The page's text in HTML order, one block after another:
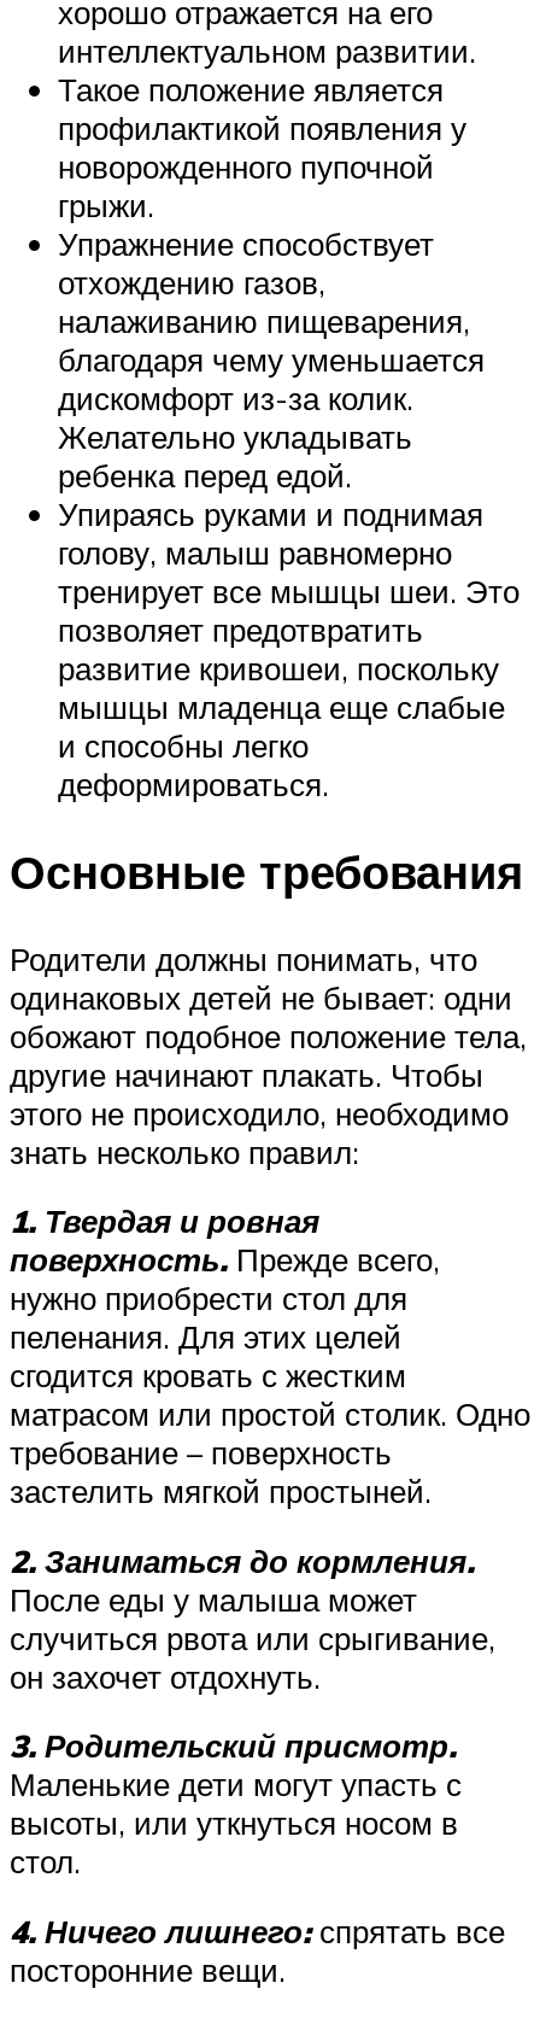
хорошо отражается на его
интеллектуальном развитии.
Такое положение является
профилактикой появления у
новорожденного пупочной
грыжи.
Упражнение способствует
отхождению газов,
налаживанию пищеварения,
благодаря чему уменьшается
дискомфорт из-за колик.
Желательно укладывать
ребенка перед едой.
Упираясь руками и поднимая
голову, малыш равномерно
тренирует все мышцы шеи. Это
позволяет предотвратить
развитие кривошеи, поскольку
мышцы младенца еще слабые
и способны легко
деформироваться.
Основные требования
Родители должны понимать, что
одинаковых детей не бывает: одни
обожают подобное положение тела,
другие начинают плакать. Чтобы
этого не происходило, необходимо
знать несколько правил:
1. Твердая и ровная
поверхность. Прежде всего,
нужно приобрести стол для
пеленания. Для этих целей
сгодится кровать с жестким
матрасом или простой столик. Одно
требование – поверхность
застелить мягкой простыней.
2. Заниматься до кормления.
После еды у малыша может
случиться рвота или срыгивание,
он захочет отдохнуть.
3. Родительский присмотр.
Маленькие дети могут упасть с
высоты, или уткнуться носом в
стол.
4. Ничего лишнего: спрятать все
посторонние вещи.